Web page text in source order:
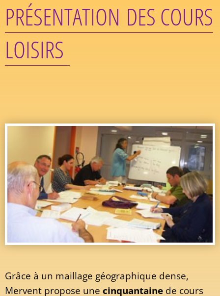
PRÉSENTATION DES COURS
LOISIRS
Grâce à un maillage géographique dense,
Mervent propose une cinquantaine de cours